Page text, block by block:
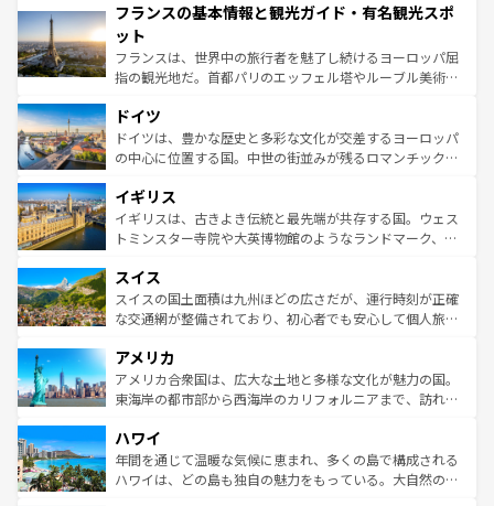
ませてくれるイタリアで、忘れられない旅をしてみよう！
なお、新着のイタリア情報は
しい。
文化が根付くこの国では、情熱的なフラメンコ、熱気あふ
れる闘牛、そして美味しいタパスが生活の一部となってい
る。首都マドリードの洗練された雰囲気や、バルセロナの
アートに溢れた街角から、地方では古代ローマ遺跡や中世
せる。地方によって風土や気候が異なるスペインはその個
性で訪れる人を魅了する。 なお、新着のスペイン情報は コ
ンテンツ一覧を参照してほしい。
フランスの基本情報と観光ガイド・有名観光スポ
ット
フランスは、世界中の旅行者を魅了し続けるヨーロッパ屈
指の観光地だ。首都パリのエッフェル塔やルーブル美術館
で、幅広い魅力が詰まっている。華麗な宮殿、歴史的な大
聖堂、美しいビーチ、そして豊かな自然が、訪れる者を心
から魅了する。また、フランスは美食の国としても知ら
いる。シャンパンの発祥地であるランス、プロヴァンスの
香り高いラベンダー畑など、多彩な楽しみ方が可能だ。さ
らに、パリ以外の地域にも魅力が溢れており、どの街角に
れる地方に足を運ぶとそれぞれで全く異なる文化を体験で
きるだろう。 なお、新着のフランス情報はコンテンツ一覧
を参照してほしい。
ドイツ
ドイツは、豊かな歴史と多彩な文化が交差するヨーロッパ
の中心に位置する国。中世の街並みが残るロマンチック街
顔を持つこの国は、どこを歩いても飽きることがない。ベ
ルリンの文化的活気、バイエルン州のアルプスの絶景、そ
してライン川沿いのワイン畑といった風景は必見。ビール
は、お酒好きな人にはぜひ体験してほしい。 なお、新着の
ドイツ情報はコンテンツ一覧を参照してほしい。
イギリス
イギリスは、古きよき伝統と最先端が共存する国。ウェス
トミンスター寺院や大英博物館のようなランドマーク、歴
リアごとに異なる魅力がある。また、優雅なアフタヌーン
ティー、ビール好きにはたまらない英国パブ、サッカー観
戦など、本場だからこそできる体験も豊富。イギリスを旅
ンツ一覧を参照してほしい。
スイス
スイスの国土面積は九州ほどの広さだが、運行時刻が正確
な交通網が整備されており、初心者でも安心して個人旅行
の建物がそのまま残る町や、スイスならではのユニークな
博物館もあり、アルプス観光だけでなく町歩きも満喫する
ことができる。国民の所得が高いため物価も高いが、旅行
ば市内交通費無料で観光を楽しむこともできる。 なお、新
着のスイス情報はコンテンツ一覧 を参照してほしい。
アメリカ
アメリカ合衆国は、広大な土地と多様な文化が魅力の国。
東海岸の都市部から西海岸のカリフォルニアまで、訪れる
のような巨大都市は、観光、ショッピング、エンターテイ
ンメントが詰まった刺激的なスポットだ。一方、アメリカ
西部には大自然が広がり、グランドキャニオンやイエロー
ハワイ
年間を通じて温暖な気候に恵まれ、多くの島で構成される
ハワイは、どの島も独自の魅力をもっている。大自然の神